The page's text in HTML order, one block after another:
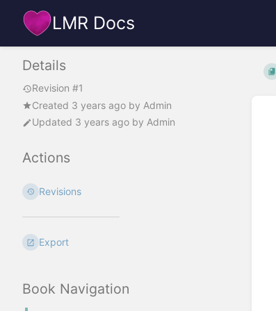
LMR Docs
Details
Revision #1
Created 3 years ago by Admin
Updated 3 years ago by Admin
Actions
Revisions
Export
Book Navigation